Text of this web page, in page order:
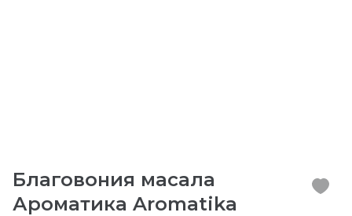
Благовония масала
Ароматика Aromatika